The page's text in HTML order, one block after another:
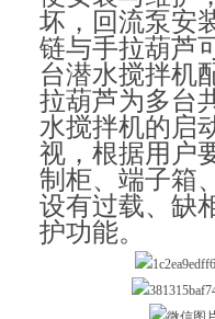
坏，回流泵安
链与手拉葫芦
台潜水搅拌机
拉葫芦为多台
水搅拌机的启
视，根据用户
制柜、端子箱
设有过载、缺
护功能。